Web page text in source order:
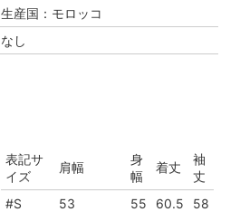
生産国：モロッコ
なし
表記サ
イズ
肩幅
身
幅
着丈
袖
丈
#S
53 55 60.5
58